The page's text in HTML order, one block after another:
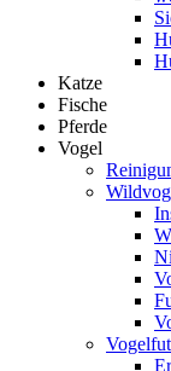
Katze
Fische
Pferde
Vogel